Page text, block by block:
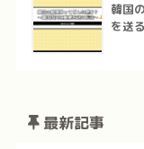
韓国
を送
最新記事